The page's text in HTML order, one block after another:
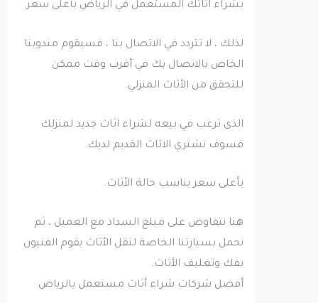
بشراء اثاثك المستعمل في الرياض بأعلى سعر.
لذلك ، لا تتردد في الاتصال بنا ، فسيقوم مندوبنا
الخاص بالاتصال بك في أقرب وقت ممكن
للتحقق من الأثاث المنزلي.
الذى ترغب في بيعه لشراء اثاث جديد لمنزلك
فسوف نشتري الاثاث القديم لديك
بأعلى سعر يناسب حالة الأثاث.
هنا نتفاوض على مبلغ السداد مع العميل ، ثم
نحمل بسيارتنا الخاصة لنقل الأثاث يقوم الفنيون
بفك وتغليف الأثاث.
أفضل شركات شراء أثاث مستعمل بالرياض